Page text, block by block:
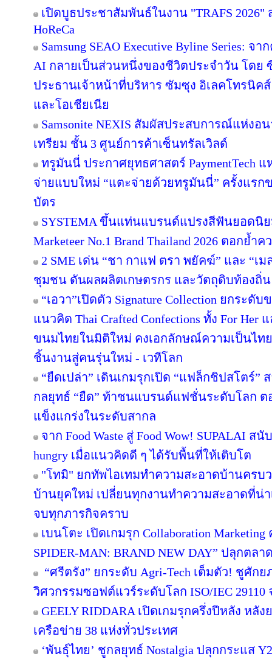
เปิดบูธประชาสัมพันธ์ในงาน "TRAFS
HoReCa
Samsung SEAO Executive Byline Series:
AI กลายเป็นส่วนหนึ่งของชีวิตประจำวัน โดย
ประธานเจ้าหน้าที่บริหาร ซัมซุง อิเลคโทรนิค
และโอเชียเนีย
Samsonite NEXIS สัมผัสประสบการณ์แห่ง
เทรียม ชั้น 3 ศูนย์การค้าเซ็นทรัลเวิลด์
ทรูมันนี่ ประกาศยุทธศาสตร์ PaymentTech
จ่ายแบบใหม่ “แตะจ่ายด้วยทรูมันนี่” ครั้งแรก
บัตร
SYSTEMA ขึ้นแท่นแบรนด์แปรงสีฟันยอดนิ
Marketeer No.1 Brand Thailand 2026 ตอกย้
2 SME เด่น “ชา กาแฟ ตรา พยัคฆ์” และ “
ชุมชน ดันผลผลิตเกษตรกร และวัตถุดิบท้องถิ่
“เอวา”เปิดตัว Signature Collection ยกระ
แนวคิด Thai Crafted Confections ทั้ง For Her
ขนมไทยในมิติใหม่ คงเอกลักษณ์ความเป็นไท
ชิ้นงานสู่คนรุ่นใหม่ - เวทีโลก
“ยืดเปล่า” เดินเกมรุกเปิด “แฟล็กชิปสโตร์”
กลยุทธ์ “ยืด” ท้าชนแบรนด์แฟชั่นระดับโลก
แข็งแกร่งในระดับสากล
จาก Food Waste สู่ Food Wow! SUPALAI ส
hungry เมื่อแนวคิดดี ๆ ได้รับพื้นที่ให้เติบโต
"โทมิ" ยกทัพไอเทมทำความสะอาดบ้านครบ
บ้านยุคใหม่ เปลี่ยนทุกงานทำความสะอาดที่น่า
จบทุกภารกิจคราบ
เบนโตะ เปิดเกมรุก Collaboration
SPIDER-MAN: BRAND NEW DAY” ปลุกต
“ศรีตรัง” ยกระดับ Agri-Tech เต็มตัว! ชูศัก
วิศวกรรมซอฟต์แวร์ระดับโลก ISO/IEC 29110
GEELY RIDDARA เปิดเกมรุกครึ่งปีหลัง หลั
เครือข่าย 38 แห่งทั่วประเทศ
‘พันธุ์ไทย’ ชูกลยุทธ์ Nostalgia ปลุกกระแส